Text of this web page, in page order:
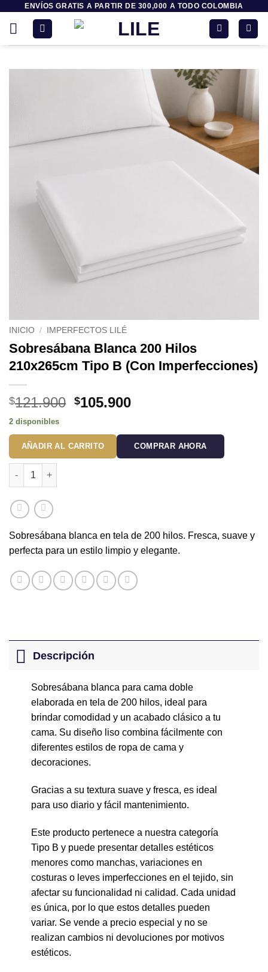
contenido
ENVÍOS GRATIS A PARTIR DE 300,000 A TODO COLOMBIA
INICIO / IMPERFECTOS LILÉ
Sobresábana Blanca 200 Hilos
210x265cm Tipo B (Con Imperfecciones)
$121.900 El
original
era:
$121.900.
$105.900El
actual
es:
$105.900.
2 disponibles
Sobresábana Blanca 200 Hilos 210x265cm Tipo B (Con
AÑADIR AL CARRITO COMPRAR AHORA
Sobresábana blanca en tela de 200 hilos. Fresca, suave y
perfecta para un estilo limpio y elegante.
Descripción
Sobresábana blanca para cama doble
elaborada en tela de 200 hilos, ideal para
brindar comodidad y un acabado clásico a tu
cama. Su diseño liso combina fácilmente con
diferentes estilos de ropa de cama y
decoraciones.
Gracias a su textura suave y fresca, es ideal
para uso diario y fácil mantenimiento.
Este producto pertenece a nuestra categoría
Tipo B y puede presentar detalles estéticos
menores como manchas, variaciones en
costuras o leves imperfecciones en el tejido, sin
afectar su funcionalidad ni calidad. Cada unidad
es única, por lo que estos detalles pueden
variar. Se vende a precio especial y no se
realizan cambios ni devoluciones por motivos
estéticos.